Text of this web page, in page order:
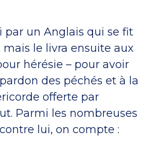
un Anglais qui se fit
le livra ensuite aux
hérésie – pour avoir
des péchés et à la
offerte par
Parmi les nombreuses
lui, on compte :